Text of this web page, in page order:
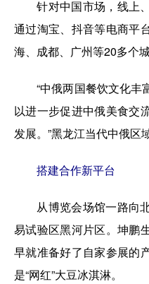
针对中国市场，线上、
通过淘宝、抖音等电商平
海、成都、广州等20多个
“中俄两国餐饮文化丰
以进一步促进中俄美食交
发展。”黑龙江当代中俄区
搭建合作新平台
从博览会场馆一路向北
易试验区黑河片区。坤鹏
早就准备好了自家参展的
是“网红”大豆冰淇淋。